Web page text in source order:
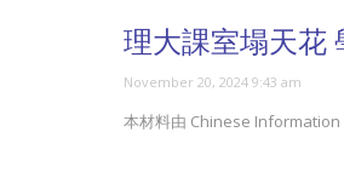
理大課室塌天花
November 20, 2024 9:43 am
本材料由 Chinese Information